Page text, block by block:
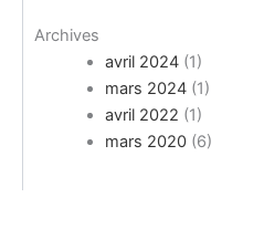
Archives
avril 2024(1)
mars 2024(1)
avril 2022 (1)
mars 2020(6)